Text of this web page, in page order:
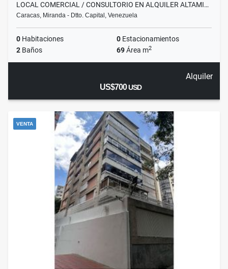
LOCAL COMERCIAL / CONSULTORIO EN ALQUILER ALTAMI…
Caracas, Miranda - Dtto. Capital, Venezuela
0 Habitaciones 0 Estacionamientos
2 Baños 69Área m2
Alquiler
US$700USD
VENTA